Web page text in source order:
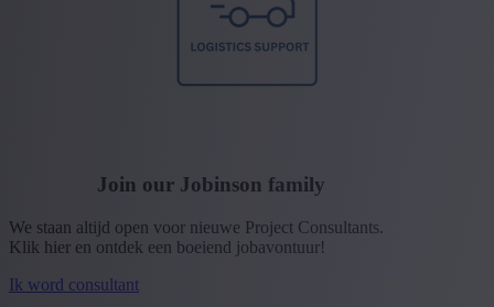
Join our Jobinson family
We staan altijd open voor nieuwe Project Consultants.
Klik hier en ontdek een boeiend jobavontuur!
Ik word consultant